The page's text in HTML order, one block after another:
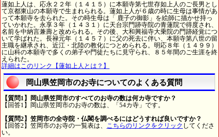
蓮如上人は、応永２２年（１４１５）に本願寺第七世存如上人のご長男とし
て京都東山の本願寺で生まれられる。蓮如上人が６歳の時に生母は事情があ
って本願寺を去られた。その時生母は「 鹿子の御影」を絵師に描かせ持っ
ていかれた。永享３年（１４３１）に天台宗門跡寺院の青蓮院で得度され、
名前を中納言兼壽と改められる。その後、大和興福寺大乗院の門跡経覚につ
いて学ばれた。長禄元年（１４５７）に父の死去に伴い、本願寺第八世の留
主職を継承され、近江・北陸の教化につとめられる。明応８年（１４９９）
に山科の本願寺で多くの弟子や門徒たちに見守られ、８５年間のご生涯を終
えられた。
詳細はこのリンク【蓮如上人とは？】
岡山県笠岡市のお寺についてのよくある質問
【質問1】岡山県笠岡市のすべてのお寺の数は何カ寺ですか？
【回答1】岡山県笠岡市のお寺の数は、「54カ寺」です。
【質問2】笠岡市の全寺院・仏閣を調べるにはどうすれば良いですか？
【回答2】笠岡市のお寺の一覧表は、 こちらのリンクをクリック してくださ
い。